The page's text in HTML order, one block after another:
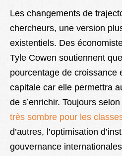
Les changements de
chercheurs, une version
existentiels. Des
Tyle Cowen soutiennent
pourcentage de croissance
capitale car elle permettra
de s’enrichir. Toujours selon
très sombre pour les
d’autres, l’optimisation
gouvernance